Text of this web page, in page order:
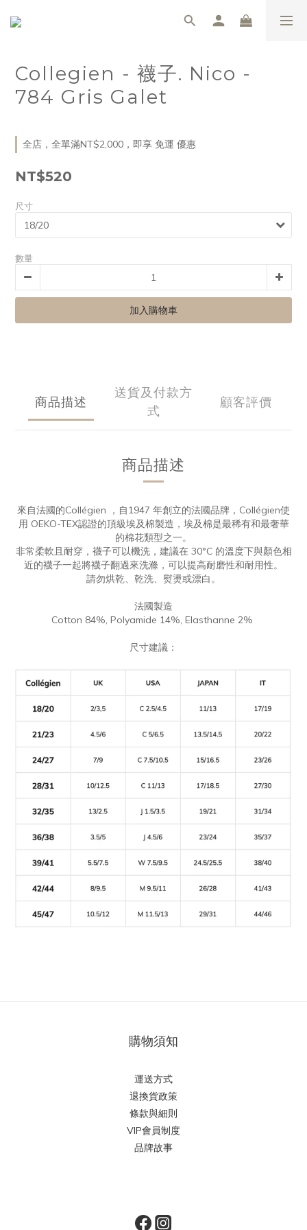
Collegien - 襪子. Nico -
784 Gris Galet
全店，全單滿NT$2,000，即享 免運 優惠
NT$520
尺寸
數量
加入購物車
商品描述
送貨及付款方
式
顧客評價
商品描述
來自法國的Collégien ，自1947 年創立的法國品牌，Collégien使
用 OEKO-TEX認證的頂級埃及棉製造，埃及棉是最稀有和最奢華
的棉花類型之一。
非常柔軟且耐穿，襪子可以機洗，建議在 30°C 的溫度下與顏色相
近的襪子一起將襪子翻過來洗滌，可以提高耐磨性和耐用性。
請勿烘乾、乾洗、熨燙或漂白。
法國製造
Cotton 84%, Polyamide 14%, Elasthanne 2%
尺寸建議：
購物須知
運送方式
退換貨政策
條款與細則
VIP會員制度
品牌故事